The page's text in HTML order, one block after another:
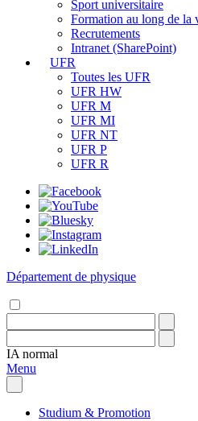
Sport universitaire
Formation au long de la
Recrutements
Intranet (SharePoint)
UFR
Toutes les UFR
UFR HW
UFR M
UFR MI
UFR NT
UFR P
UFR R
Département de physique
IA normal
Menu
Studium & Promotion